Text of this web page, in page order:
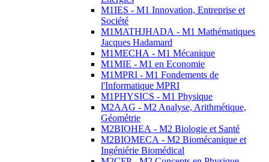
M1IES - M1 Innovation, Entreprise et
Société
M1MATHJHADA - M1 Mathématiques
Jacques Hadamard
M1MECHA - M1 Mécanique
M1MIE - M1 en Economie
M1MPRI - M1 Fondements de
l'Informatique MPRI
M1PHYSICS - M1 Physique
M2AAG - M2 Analyse, Arithmétique,
Géométrie
M2BIOHEA - M2 Biologie et Santé
M2BIOMECA - M2 Biomécanique et
Ingéniérie Biomédical